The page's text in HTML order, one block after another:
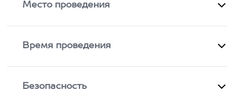
Место проведения
Время проведения
Безопасность